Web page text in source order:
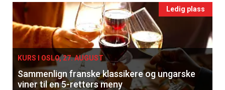
Ledig plass
KURS I OSLO, 27. AUGUST
Sammenlign franske klassikere og ungarske
viner til en 5-retters meny